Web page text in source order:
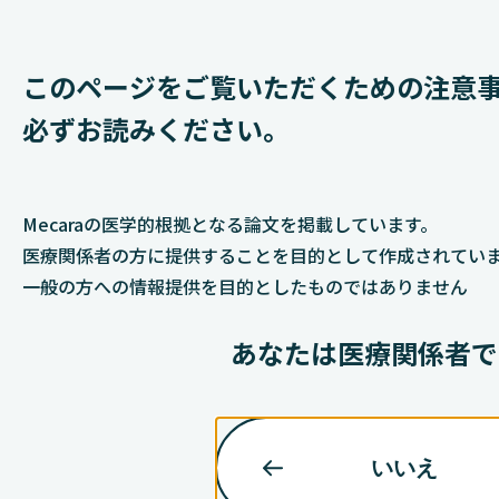
このページをご覧いただくための注意
必ずお読みください。
Mecaraの医学的根拠となる論文を掲載しています。​
医療関係者の方に提供することを目的として作成されてい
一般の方への情報提供を目的としたものではありません​
あなたは医療関係者
いいえ